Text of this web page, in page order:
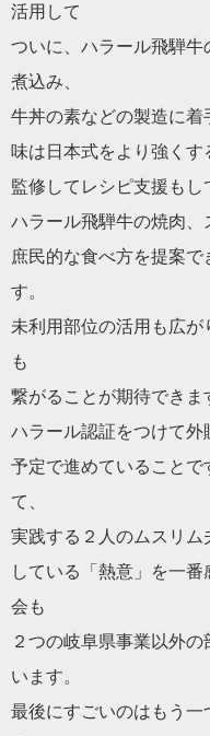
活用して
ついに、ハラール飛騨牛
煮込み、
牛丼の素などの製造に着
味は日本式をより強く
監修してレシピ支援もし
ハラール飛騨牛の焼肉
庶民的な食べ方を提案
す。
未利用部位の活用も広
も
繋がることが期待できま
ハラール認証をつけて外
予定で進めていることで
て、
実践する２人のムスリム
している「熱意」を一
会も
２つの岐阜県事業以外
います。
最後にすごいのはもう一